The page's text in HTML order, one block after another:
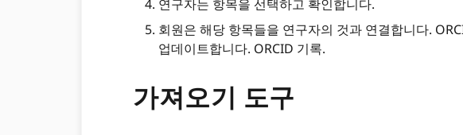
연구자는 항목을 선택하고 확인합니다.
회원은 해당 항목들을 연구자의 것과 연결합니다.
업데이트합니다. ORCID 기록.
가져오기 도구